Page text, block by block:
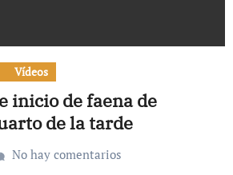
Vídeos
inicio de faena de
de la tarde
No hay comentarios